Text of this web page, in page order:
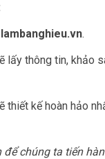
lambanghieu.vn.
lấy thông tin, khảo
thiết kế hoàn hảo
để chúng ta tiến